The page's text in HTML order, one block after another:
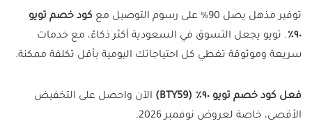
توفير مذهل يصل 90% على رسوم التوصيل مع
كود خصم تويو
٩٠٪
. تويو يجعل التسوق في السعودية أكثر ذكاءً، مع خدمات
سريعة وموثوقة تغطي كل احتياجاتك اليومية بأقل تكلفة ممكنة.
فعل كود خصم تويو ٩٠٪ ( BTY59
) الآن واحصل على التخفيض
الأقصى، خاصة لعروض نوفمبر 2026.